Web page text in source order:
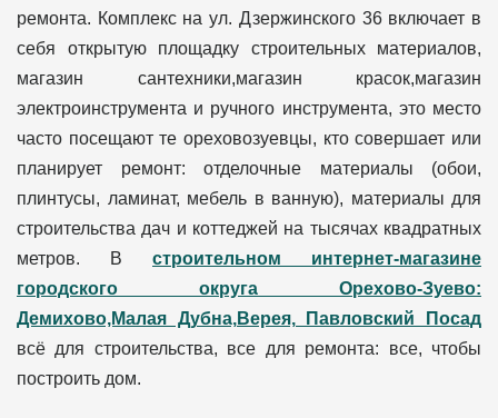
ремонта. Комплекс на ул. Дзержинского 36 включает в
себя открытую площадку строительных материалов,
магазин сантехники,магазин красок,магазин
электроинструмента и ручного инструмента, это место
часто посещают те ореховозуевцы, кто совершает или
планирует ремонт: отделочные материалы (обои,
плинтусы, ламинат, мебель в ванную), материалы для
строительства дач и коттеджей на тысячах квадратных
метров. В строительном интернет-магазине
городского округа Орехово-Зуево:
Демихово,Малая Дубна,Верея, Павловский Посад
всё для строительства, все для ремонта: все, чтобы
построить дом.